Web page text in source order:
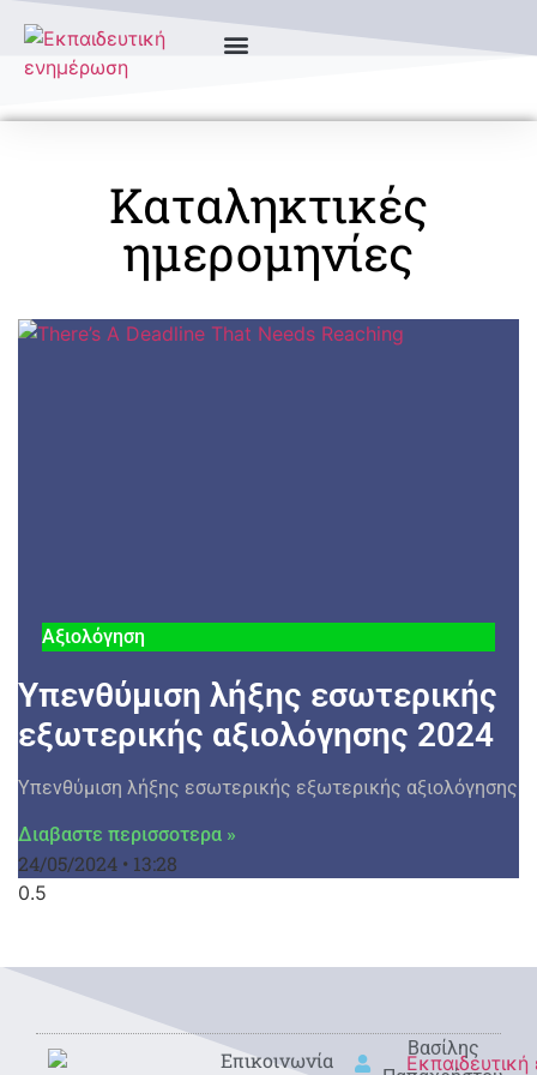
Καταληκτικές
ημερομηνίες
Αξιολόγηση
Υπενθύμιση λήξης εσωτερικής
εξωτερικής αξιολόγησης 2024
Υπενθύμιση λήξης εσωτερικής εξωτερικής αξιολόγησης
Διαβαστε περισσοτερα »
24/05/2024 13:28
Eπικοινωνία
Βασίλης